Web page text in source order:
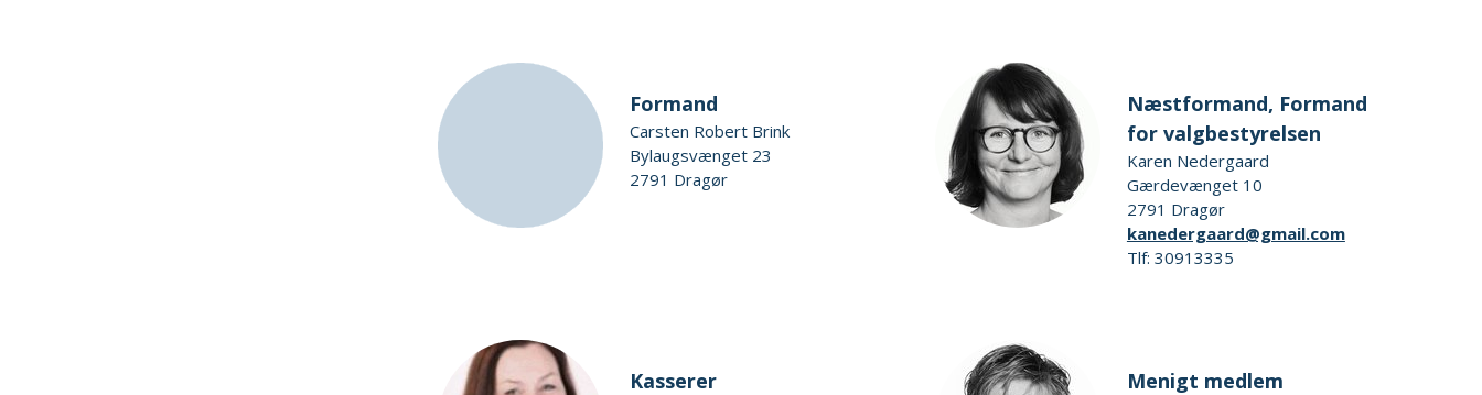
Formand
Carsten Robert Brink
Bylaugsvænget 23
2791 Dragør
Næstformand, Formand
for valgbestyrelsen
Karen Nedergaard
Gærdevænget 10
2791 Dragør
kanedergaard@gmail.com
Tlf: 30913335
Kasserer Menigt medlem